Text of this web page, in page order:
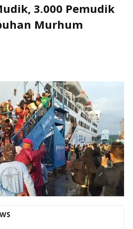
3.000 Pemudik
Murhum